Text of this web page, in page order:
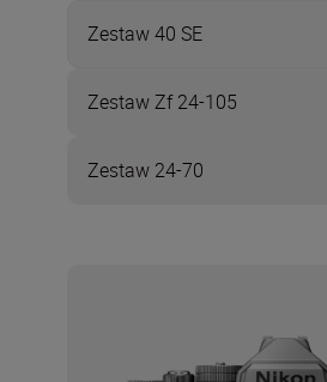
Zestaw 40 SE
Zestaw Zf 24-105
Zestaw 24-70